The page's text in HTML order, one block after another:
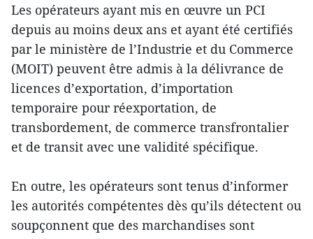
Les opérateurs ayant mis en œuvre un PCI
depuis au moins deux ans et ayant été certifiés
par le ministère de l’Industrie et du Commerce
(MOIT) peuvent être admis à la délivrance de
licences d’exportation, d’importation
temporaire pour réexportation, de
transbordement, de commerce transfrontalier
et de transit avec une validité spécifique.
En outre, les opérateurs sont tenus d’informer
les autorités compétentes dès qu’ils détectent ou
soupçonnent que des marchandises sont